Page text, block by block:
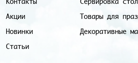
Акции
Новинки
Статьи
Товары для
Декоративные